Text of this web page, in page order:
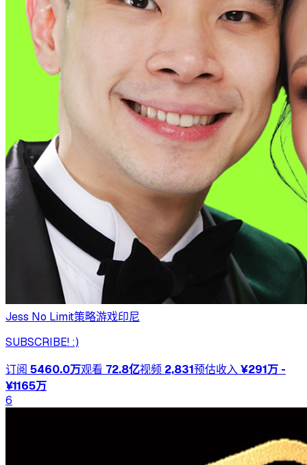
Jess No Limit策略游戏印尼
SUBSCRIBE! :)
订阅 5460.0万观看 72.8亿视频 2,831预估收入¥291万 -
¥1165万
6